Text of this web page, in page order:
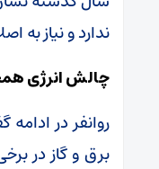
ندارد و نیاز به
چالش انرژی
روانفر در
برق و گاز در